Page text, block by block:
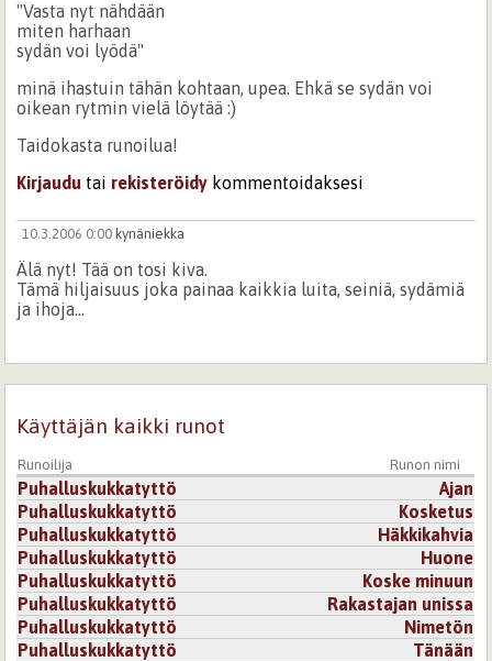
"Vasta nyt nähdään
miten harhaan
sydän voi lyödä"
minä ihastuin tähän kohtaan, upea. Ehkä se sydän voi
oikean rytmin vielä löytää :)
Taidokasta runoilua!
Kirjaudu tai rekisteröidy kommentoidaksesi
10.3.2006 0:00 kynäniekka
Älä nyt! Tää on tosi kiva.
Tämä hiljaisuus joka painaa kaikkia luita, seiniä, sydämiä
ja ihoja...
siis vau. upea.
Kirjaudutairekisteröidykommentoidaksesi
6.3.2006 0:00Humis
Pidän tavattomasti tuosta lopetuksesta,
"vasta nyt nähdään
miten harhaan
sydän voi lyödä"
Käyttäjän kaikki runot
Runoilija Runon nimi
Puhalluskukkatyttö
Ajan
Puhalluskukkatyttö
Kosketus
Puhalluskukkatyttö
Häkkikahvia
Puhalluskukkatyttö
Huone
Puhalluskukkatyttö
Koske minuun
Puhalluskukkatyttö
Rakastajan unissa
Puhalluskukkatyttö
Nimetön
Puhalluskukkatyttö
Tänään